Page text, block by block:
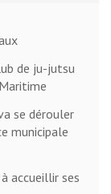
de ju-jutsu
se dérouler
municipale
accueillir ses